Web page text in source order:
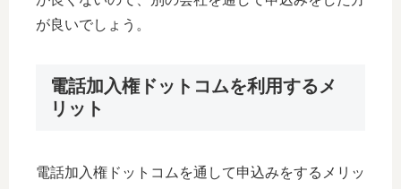
が良いでしょう。
電話加入権ドットコムを利用するメ
リット
電話加入権ドットコムを通して申込みをするメリッ